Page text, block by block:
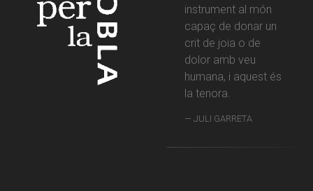
instrument al món
capaç de donar un
crit de joia o de
dolor amb veu
humana, i aquest és
la tenora.
JULI GARRETA